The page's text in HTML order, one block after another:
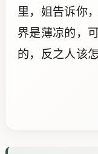
里，姐告诉你
界是薄凉的，
的，反之人该